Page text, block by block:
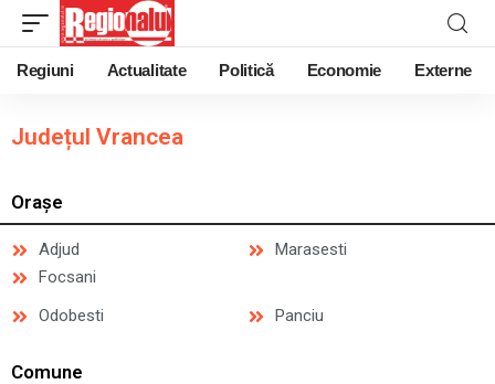
Regiuni Actualitate Politică Economie Externe
Județul Vrancea
Orașe
Adjud
Focsani
Marasesti
Odobesti Panciu
Comune